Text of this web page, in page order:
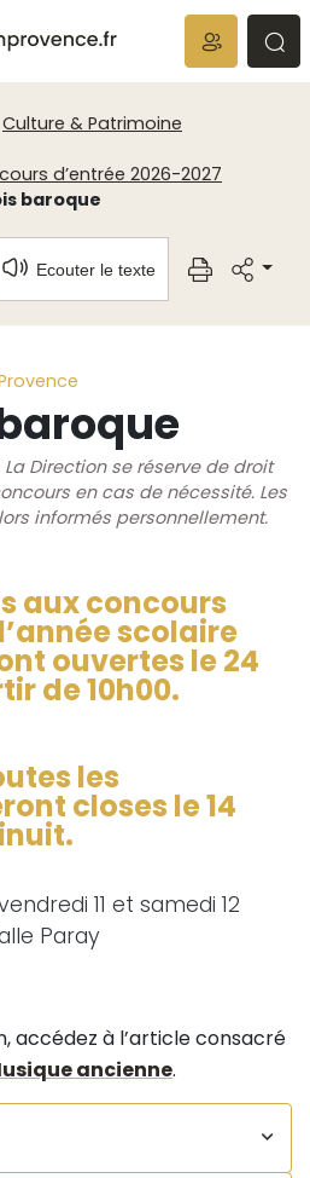
Culture & Patrimoine
d’entrée 2026-2027
baroque
Ecouter le texte
Direction se réserve de droit
en cas de nécessité. Les
informés personnellement.
aux concours
scolaire
ouvertes le 24
de 10h00.
les
closes le 14
11 et samedi 12
Paray
accédez à l’article consacré
ancienne.